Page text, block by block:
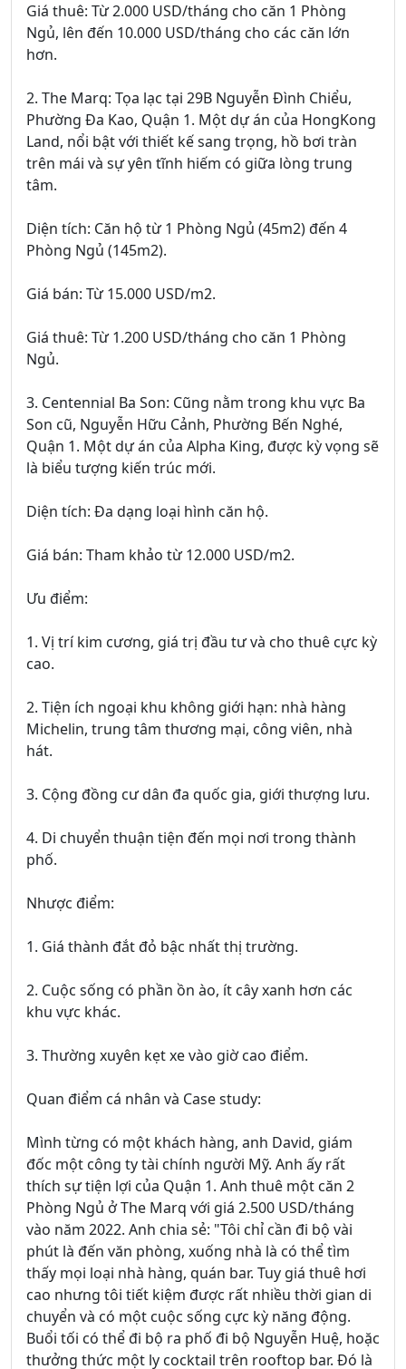
Giá thuê: Từ 2.000 USD/tháng cho căn 1 Phòng
Ngủ, lên đến 10.000 USD/tháng cho các căn lớn
hơn.
2. The Marq: Tọa lạc tại 29B Nguyễn Đình Chiểu,
Phường Đa Kao, Quận 1. Một dự án của HongKong
Land, nổi bật với thiết kế sang trọng, hồ bơi tràn
trên mái và sự yên tĩnh hiếm có giữa lòng trung
tâm.
Diện tích: Căn hộ từ 1 Phòng Ngủ (45m2) đến 4
Phòng Ngủ (145m2).
Giá bán: Từ 15.000 USD/m2.
Giá thuê: Từ 1.200 USD/tháng cho căn 1 Phòng
Ngủ.
3. Centennial Ba Son: Cũng nằm trong khu vực Ba
Son cũ, Nguyễn Hữu Cảnh, Phường Bến Nghé,
Quận 1. Một dự án của Alpha King, được kỳ vọng sẽ
là biểu tượng kiến trúc mới.
Diện tích: Đa dạng loại hình căn hộ.
Giá bán: Tham khảo từ 12.000 USD/m2.
Ưu điểm:
1. Vị trí kim cương, giá trị đầu tư và cho thuê cực kỳ
cao.
2. Tiện ích ngoại khu không giới hạn: nhà hàng
Michelin, trung tâm thương mại, công viên, nhà
hát.
3. Cộng đồng cư dân đa quốc gia, giới thượng lưu.
4. Di chuyển thuận tiện đến mọi nơi trong thành
phố.
Nhược điểm:
1. Giá thành đắt đỏ bậc nhất thị trường.
2. Cuộc sống có phần ồn ào, ít cây xanh hơn các
khu vực khác.
3. Thường xuyên kẹt xe vào giờ cao điểm.
Quan điểm cá nhân và Case study:
Mình từng có một khách hàng, anh David, giám
đốc một công ty tài chính người Mỹ. Anh ấy rất
thích sự tiện lợi của Quận 1. Anh thuê một căn 2
Phòng Ngủ ở The Marq với giá 2.500 USD/tháng
vào năm 2022. Anh chia sẻ: "Tôi chỉ cần đi bộ vài
phút là đến văn phòng, xuống nhà là có thể tìm
thấy mọi loại nhà hàng, quán bar. Tuy giá thuê hơi
cao nhưng tôi tiết kiệm được rất nhiều thời gian di
chuyển và có một cuộc sống cực kỳ năng động.
Buổi tối có thể đi bộ ra phố đi bộ Nguyễn Huệ, hoặc
thưởng thức một ly cocktail trên rooftop bar. Đó là